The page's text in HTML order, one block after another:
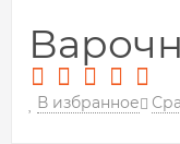
В избранное